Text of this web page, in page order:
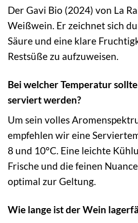
Der Gavi Bio (2024) von La
Weißwein. Er zeichnet sich
Säure und eine klare
Restsüße zu aufzuweisen.
Bei welcher Temperatur
serviert werden?
Um sein volles
empfehlen wir eine
8 und 10°C. Eine leichte
Frische und die feinen
optimal zur Geltung.
Wie lange ist der Wein